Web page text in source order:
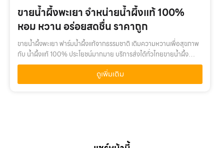
ขายน้ำผึ้งพะเยา จำหน่ายน้ำผึ้งแท้ 100%
หอม หวาน อร่อยสดชื่น ราคาถูก
ขายน้ำผึ้งพะเยา ฟาร์มน้ำผึ้งแท้จากธรรมชาติ เติมความหวานเพื่อสุขภาพ
กับ น้ำผึ้งแท้ 100% ประโยชน์มากมาย บริการส่งได้ทั่วไทยขายน้ำผึ้ง
พะเยา เติมความหวานเพื่อสุขภาพ กับ น้ำผึ้งแท้ 100% คุณค่าจากน้ำผึ้ง
ดูเพิ่มเติม